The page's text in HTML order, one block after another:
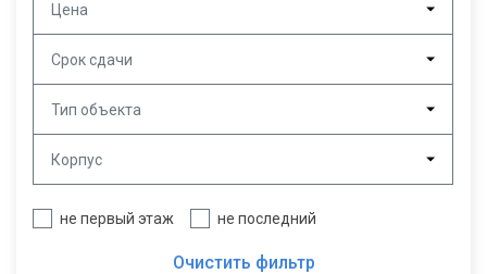
Цена
Срок сдачи
Тип объекта
Корпус
не первый этаж не последний
Очистить фильтр